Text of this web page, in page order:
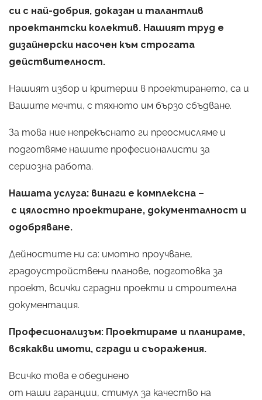
си с най-добрия, доказан и талантлив
проектантски колектив. Нашият труд е
дизайнерски насочен към строгата
действителност.
Нашият избор и критерии в проектирането, са и
Вашите мечти, с тяхното им бързо сбъдване.
За това ние непрекъснато ги преосмисляме и
подготвяме нашите професионалисти за
сериозна работа.
Нашата услуга: винаги е комплексна –
с цялостно проектиране, документалност и
одобряване.
Дейностите ни са: имотно проучване,
градоустройствени планове, подготовка за
проект, всички сградни проекти и строителна
документация.
Професионализъм: Проектираме и планираме,
всякакви имоти, сгради и съоражения.
Всичко това е обединено
от наши гаранции, стимул за качество на